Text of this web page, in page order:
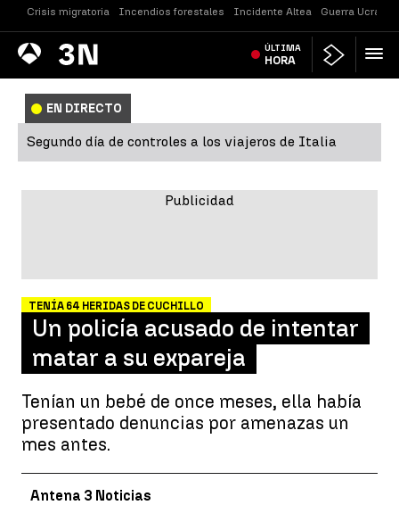
Crisis migratoria Incendios forestales Incidente Altea Guerra Ucrania
Antena
3 Noticias ÚLTIMA
HORA
EN DIRECTO
Segundo día de controles a los viajeros de Italia
TENÍA 64 HERIDAS DE CUCHILLO
Un policía acusado de intentar
matar a su expareja
Tenían un bebé de once meses, ella había
presentado denuncias por amenazas un
mes antes.
Antena 3 Noticias